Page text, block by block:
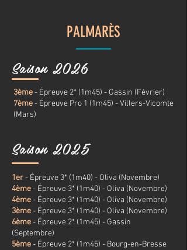
PALMARÈS
Saison 2026
3ème- Épreuve 2* (1m45) - Gassin (Février)
7ème- Épreuve Pro 1 (1m45) - Villers-Vicomte
(Mars)
Saison 2025
1er- Épreuve 3* (1m40) - Oliva (Novembre)
4ème- Épreuve 3* (1m40) - Oliva (Novembre)
4ème- Épreuve 3* (1m40) - Oliva (Novembre)
3ème- Épreuve 3* (1m40) - Oliva (Novembre)
6ème- Épreuve 2* (1m45) - Gassin
(Septembre)
5ème- Épreuve 2* (1m45) - Bourg-en-Bresse